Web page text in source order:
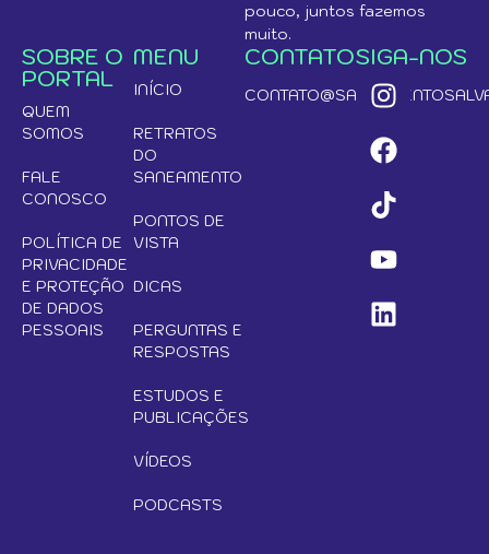
pouco, juntos fazemos
muito.
SOBRE O
PORTAL
QUEM
SOMOS
FALE
CONOSCO
POLÍTICA DE
PRIVACIDADE
E PROTEÇÃO
DE DADOS
PESSOAIS
MENU
INÍCIO
RETRATOS
DO
SANEAMENTO
PONTOS DE
VISTA
DICAS
PERGUNTAS E
RESPOSTAS
ESTUDOS E
PUBLICAÇÕES
VÍDEOS
PODCASTS
CONTATOSIGA-NOS